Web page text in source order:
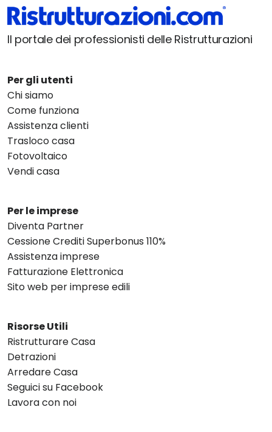
Il portale dei professionisti delle Ristrutturazioni
Per gli utenti
Chi siamo
Come funziona
Assistenza clienti
Trasloco casa
Fotovoltaico
Vendi casa
Per le imprese
Diventa Partner
Cessione Crediti Superbonus 110%
Assistenza imprese
Fatturazione Elettronica
Sito web per imprese edili
Risorse Utili
Ristrutturare Casa
Detrazioni
Arredare Casa
Seguici su Facebook
Lavora con noi